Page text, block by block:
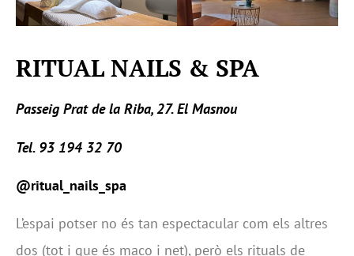
RITUAL NAILS & SPA
Passeig Prat de la Riba, 27. El Masnou
Tel. 93 194 32 70
@ritual_nails_spa
L’espai potser no és tan espectacular com els altres
dos (tot i que és maco i net), però els rituals de